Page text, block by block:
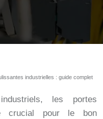
industrielles : guide complet
les portes
crucial pour le bon